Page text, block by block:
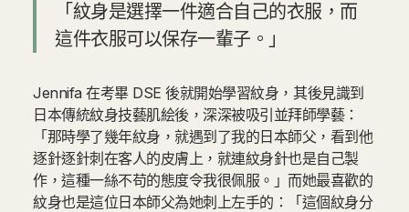
「紋身是選擇一件適合自己的衣服，而
這件衣服可以保存一輩子。」
Jennifa 在考畢 DSE 後就開始學習紋身，其後見識到
日本傳統紋身技藝肌絵後，深深被吸引並拜師學藝：
「那時學了幾年紋身，就遇到了我的日本師父，看到他
逐針逐針刺在客人的皮膚上，就連紋身針也是自己製
作，這種一絲不苟的態度令我很佩服。」而她最喜歡的
紋身也是這位日本師父為她刺上左手的：「這個紋身分